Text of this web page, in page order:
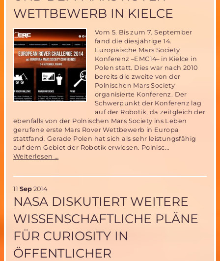
15
WETTBEWERB IN KIELCE
Vom 5. Bis zum 7. September
fand die diesjährige 14.
Europäische Mars Society
Konferenz –EMC14– in Kielce in
Polen statt. Dies war nach 2010
bereits die zweite von der
Polnischen Mars Society
organisierte Konferenz. Der
Schwerpunkt der Konferenz lag
auf der Robotik, da zeitgleich der
ebenfalls von der Polnischen Mars Society ins Leben
gerufene erste Mars Rover Wettbewerb in Europa
stattfand. Gerade Polen hat sich als sehr leistungsfähig
auf dem Gebiet der Robotik erwiesen. Polnisc...
Weiterlesen …
dem
Rover
in
11 Sep 2014
NASA DISKUTIERT WEITERE
WISSENSCHAFTLICHE PLÄNE
FÜR CURIOSITY IN
ÖFFENTLICHER